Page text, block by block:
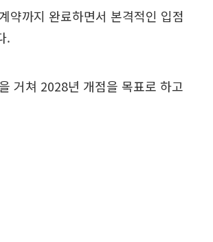
약까지 완료하면서 본격적인 입점
.
거쳐 2028년 개점을 목표로 하고